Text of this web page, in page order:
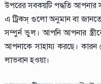
উপরের সবকয়টি পদ্ধতি আপনার
এ ট্রিকস্ গুলো অনুমান বা জানতে
সম্পুর্ন ভুল। আপনি আপনার
আপনাকে সাহায্য করছে। কারন
লাভবান হওয়া।